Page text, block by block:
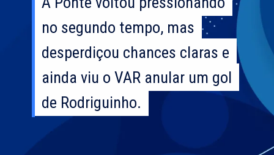
no segundo tempo, mas
desperdiçou chances claras e
ainda viu o VAR anular um gol
de Rodriguinho.
no segundo tempo, mas
desperdiçou chances claras e
ainda viu o VAR anular um gol
de Rodriguinho.